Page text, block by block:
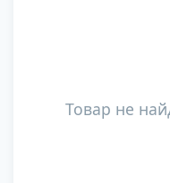
Товар не